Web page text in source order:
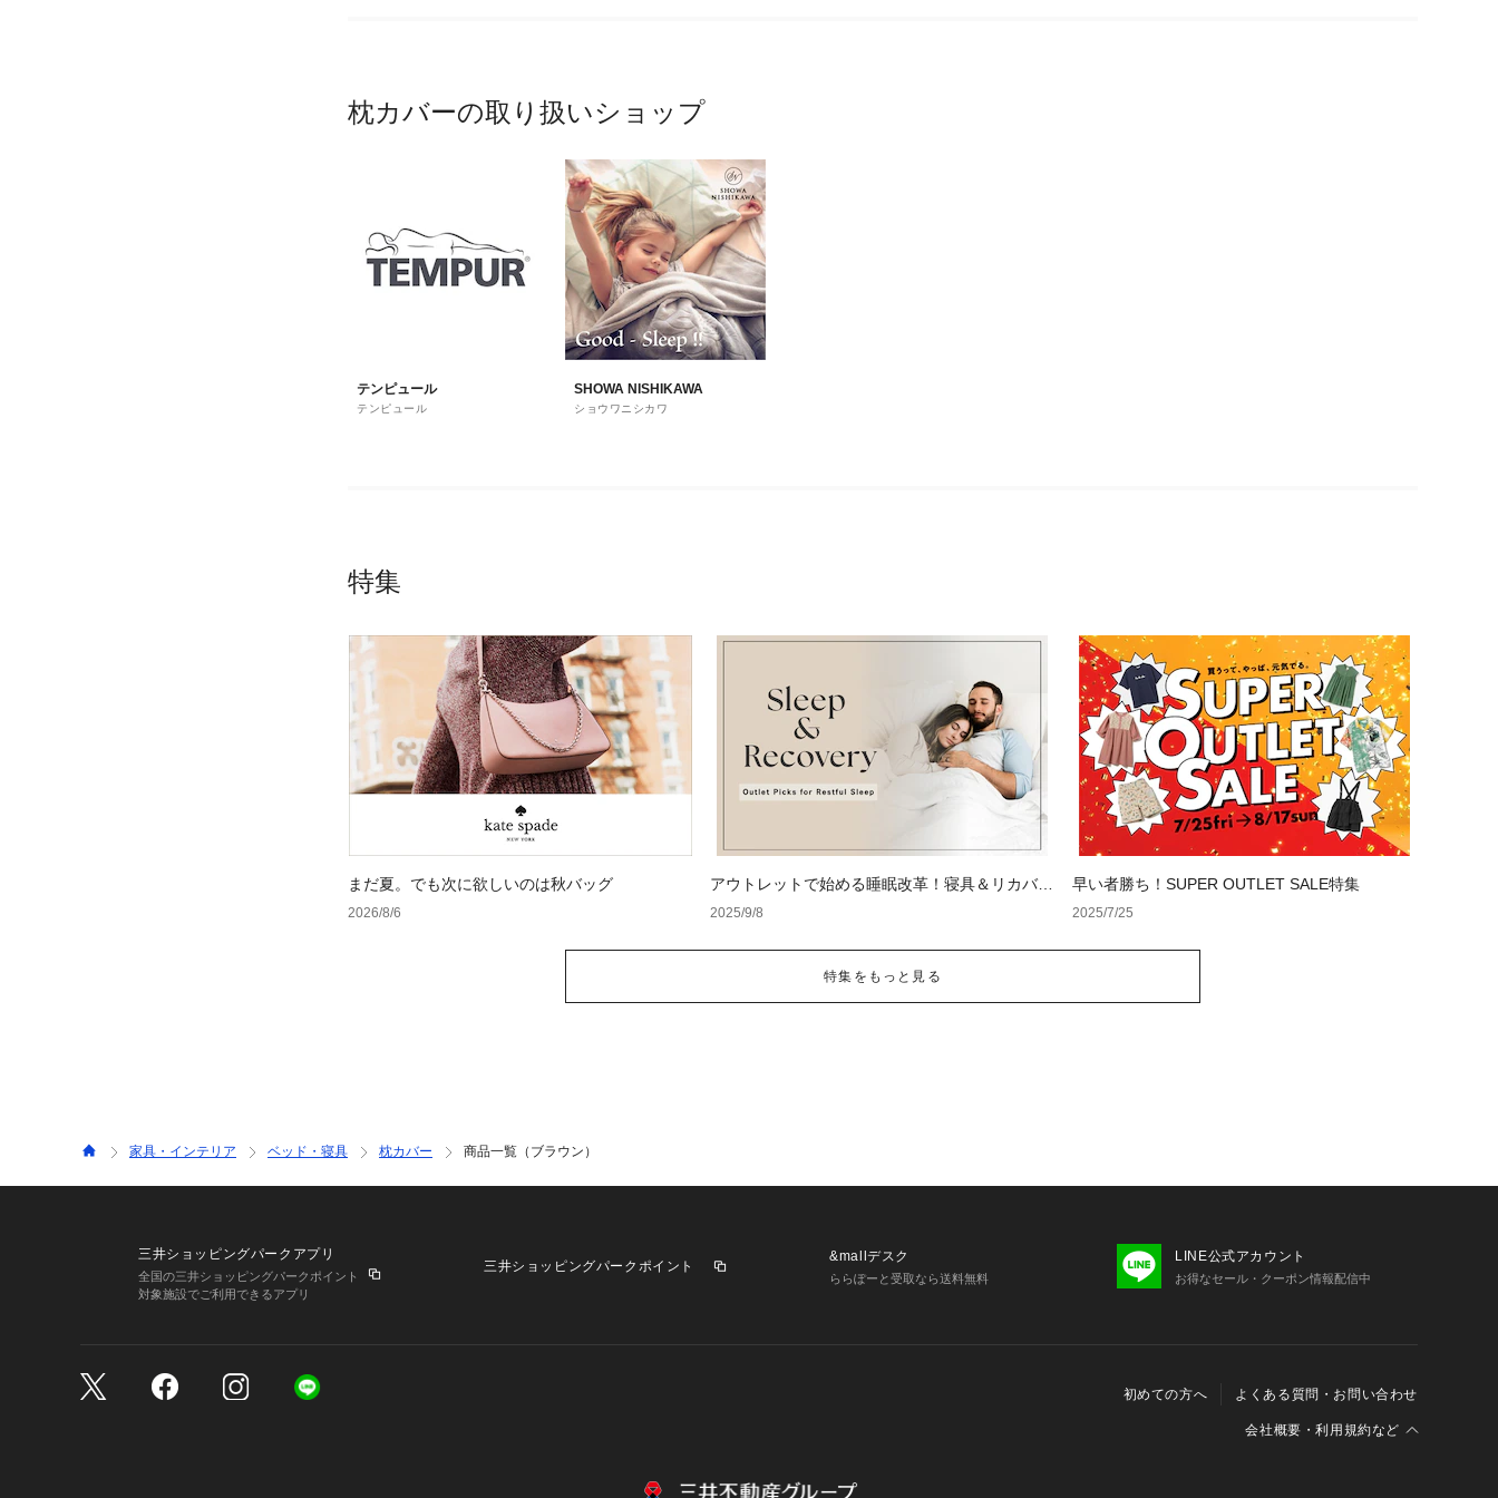
枕カバーの取り扱いショップ
テンピュール
テンピュール
SHOWA NISHIKAWA
ショウワニシカワ
特集
まだ夏。でも次に欲しいのは秋バッグ
2026/8/6
アウトレットで始める睡眠改革！寝具＆リカバリ
ーアイテム特集
2025/9/8
早い者勝ち！SUPER OUTLET SALE特集
2025/7/25
特集をもっと見る
家具・インテリア ベッド・寝具 枕カバー 商品一覧（ブラウン）
三井ショッピングパークアプリ
全国の三井ショッピングパークポイント
対象施設でご利用できるアプリ
三井ショッピングパークポイント
&mallデスク
ららぽーと受取なら送料無料
LINE公式アカウント
お得なセール・クーポン情報配信中
初めての方へ よくある質問・お問い合わせ
会社概要・利用規約など